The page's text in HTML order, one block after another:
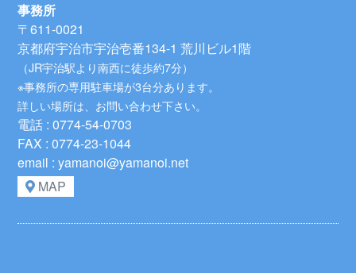
事務所
〒611-0021
京都府宇治市宇治壱番134-1 荒川ビル1階
（JR宇治駅より南西に徒歩約7分）
※事務所の専用駐車場が3台分あります。
詳しい場所は、お問い合わせ下さい。
電話 : 0774-54-0703
FAX : 0774-23-1044
email : yamanoi@yamanoi.net
MAP